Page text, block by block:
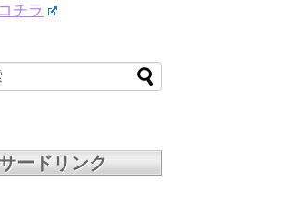
チラ
ードリンク